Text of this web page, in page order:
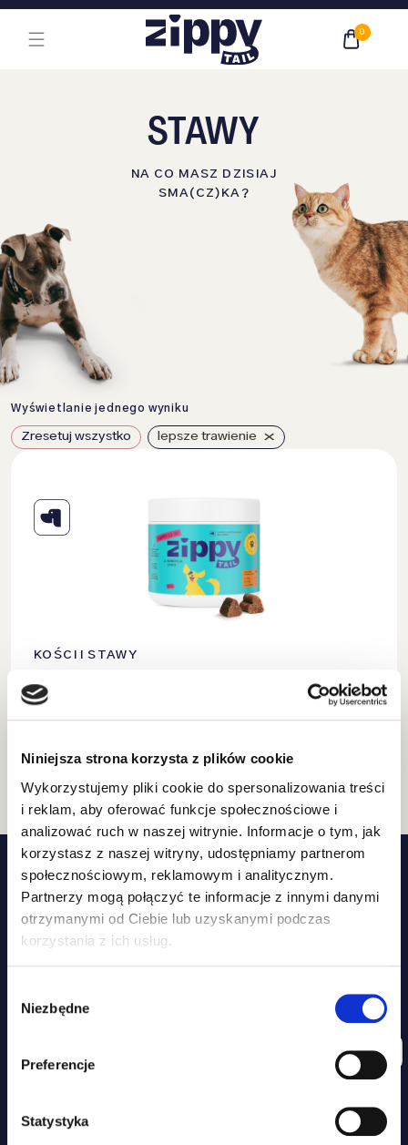
Niniejsza strona korzysta z plików cookie
Wykorzystujemy pliki cookie do spersonalizowania treści
i reklam, aby oferować funkcje społecznościowe i
analizować ruch w naszej witrynie. Informacje o tym, jak
korzystasz z naszej witryny, udostępniamy partnerom
społecznościowym, reklamowym i analitycznym.
Partnerzy mogą połączyć te informacje z innymi danymi
otrzymanymi od Ciebie lub uzyskanymi podczas
korzystania z ich usług.
zgody
Niezbędne
Preferencje
Statystyka
Przejdź do treści głównej
0
STAWY
NA CO MASZ DZISIAJ
SMA(CZ)KA?
Wyświetlanie jednego wyniku
Zresetuj wszystko lepsze trawienie ×
KOŚCI I STAWY
HAPPY 13-IN! DOG –
MULTIWITAMINA DLA PSA
129.90
KUP TERAZ
15% ZNIŻKI NA ZAKUPY